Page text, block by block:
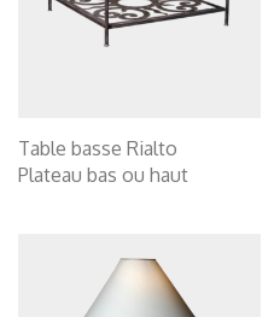
Table basse Rialto
Plateau bas ou haut